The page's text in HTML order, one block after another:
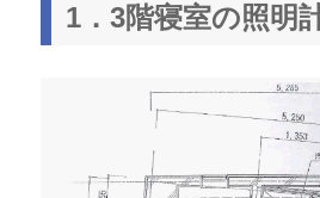
1．3階寝室の照明